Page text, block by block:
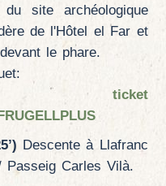
site archéologique
de l'Hôtel el Far et
le phare.
ticket
Descente à Llafranc
Carles Vilà.